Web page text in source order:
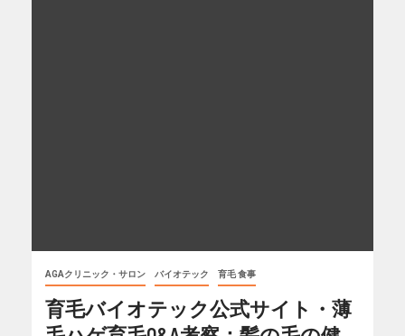
AGAクリニック・サロン バイオテック 育毛 食事
育毛バイオテック公式サイト・薄